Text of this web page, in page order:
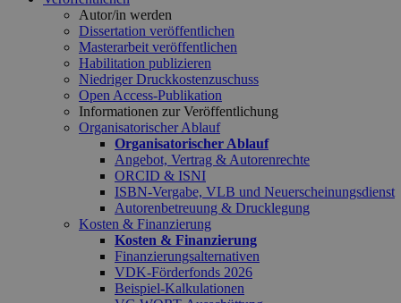
Autor/in werden
Dissertation veröffentlichen
Masterarbeit veröffentlichen
Habilitation publizieren
Niedriger Druckkostenzuschuss
Open Access-Publikation
Informationen zur Veröffentlichung
Organisatorischer Ablauf
Organisatorischer Ablauf
Angebot, Vertrag & Autorenrechte
ORCID & ISNI
ISBN-Vergabe, VLB und Neuerscheinungsdienst
Autorenbetreuung & Drucklegung
Kosten & Finanzierung
Kosten & Finanzierung
Finanzierungsalternativen
VDK-Förderfonds 2026
Beispiel-Kalkulationen